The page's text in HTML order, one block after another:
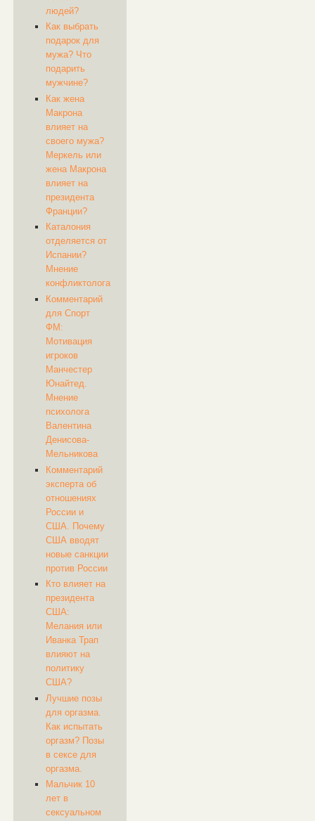
людей?
Как выбрать
подарок для
мужа? Что
подарить
мужчине?
Как жена
Макрона
влияет на
своего мужа?
Меркель или
жена Макрона
влияет на
президента
Франции?
Каталония
отделяется от
Испании?
Мнение
конфликтолога
Комментарий
для Спорт
ФМ:
Мотивация
игроков
Манчестер
Юнайтед.
Мнение
психолога
Валентина
Денисова-
Мельникова
Комментарий
эксперта об
отношениях
России и
США. Почему
США вводят
новые санкции
против России
Кто влияет на
президента
США:
Мелания или
Иванка Трап
влияют на
политику
США?
Лучшие позы
для оргазма.
Как испытать
оргазм? Позы
в сексе для
оргазма.
Мальчик 10
лет в
сексуальном